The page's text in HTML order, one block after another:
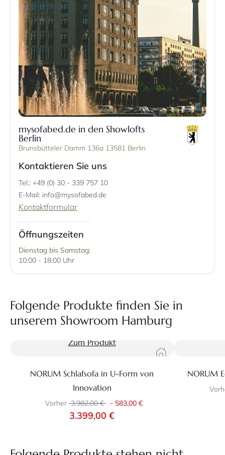
mysofabed.de in den Showlofts
Berlin
Brunsbütteler Damm 136a 13581 Berlin
Kontaktieren Sie uns
Tel.: +49 (0) 30 - 339 757 10
E-Mail: info@mysofabed.de
Kontaktformular
Öffnungszeiten
Dienstag bis Samstag:
10:00 - 18:00 Uhr
Folgende Produkte finden Sie in
unserem Showroom Hamburg
Zum Produkt
NORUM Schlafsofa in U-Form von
Innovation
Vorher 3.982,00 € - 583,00 €
3.399,00 €
NORUM